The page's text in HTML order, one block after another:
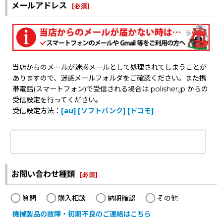
メールアドレス [必須]
当店からのメールが迷惑メールとして処理されてしまうことが
ありますので、迷惑メールフォルダをご確認ください。また携
帯電話(スマートフォン)で受信される場合は polisher.jp からの
受信設定を行ってください。
受信設定方法： [au] [ソフトバンク] [ドコモ]
お問い合わせ種類 [必須]
質問 購入相談 納期確認
その他
機械製品の故障・初期不良のご連絡はこちら